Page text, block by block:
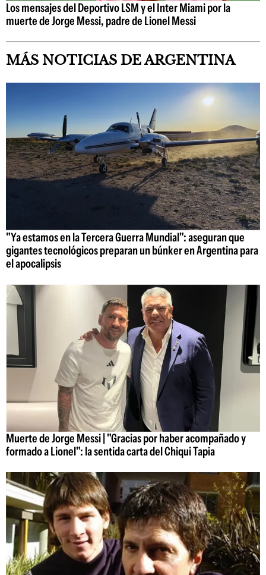
Los mensajes del Deportivo LSM y el Inter Miami por la
muerte de Jorge Messi, padre de Lionel Messi
MÁS NOTICIAS DE ARGENTINA
"Ya estamos en la Tercera Guerra Mundial": aseguran que
gigantes tecnológicos preparan un búnker en Argentina para
el apocalipsis
Muerte de Jorge Messi | "Gracias por haber acompañado y
formado a Lionel": la sentida carta del Chiqui Tapia